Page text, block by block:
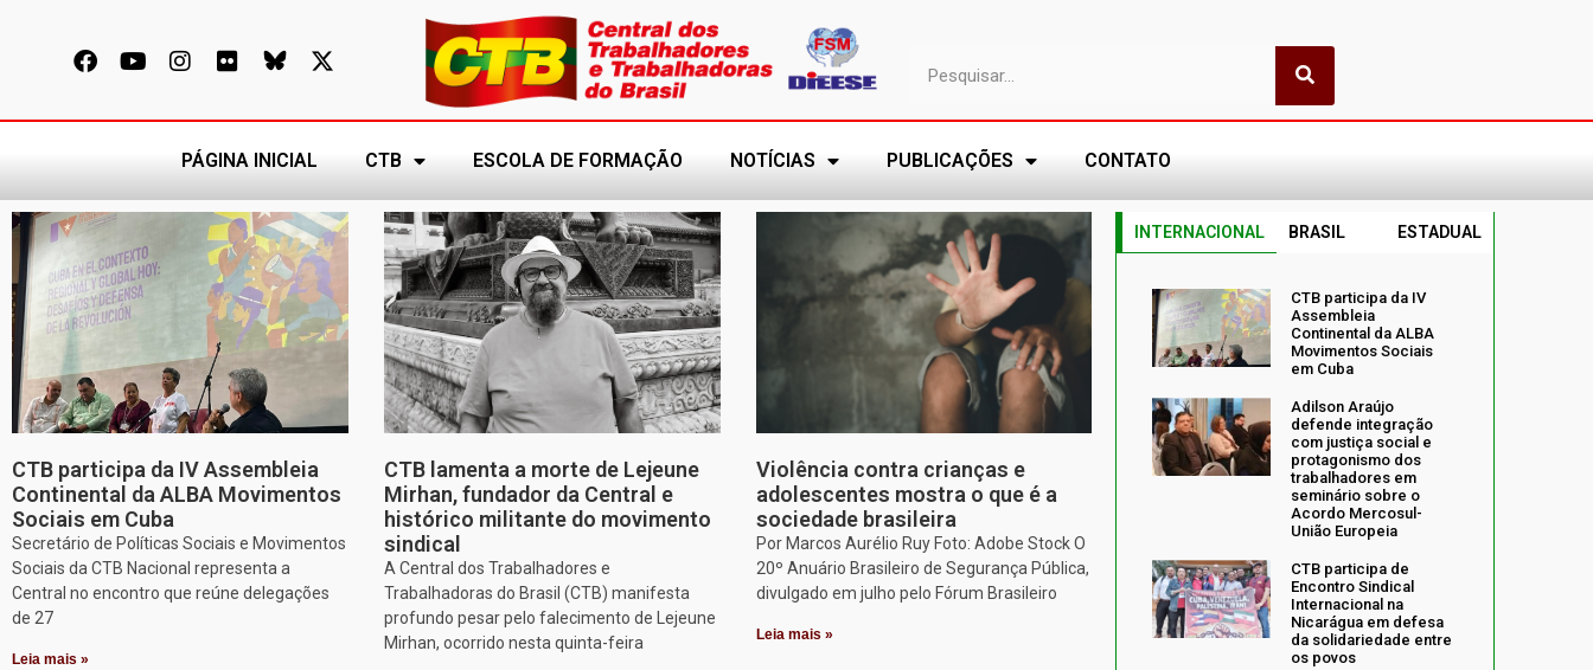
PÁGINA INICIAL CTB ESCOLA DE FORMAÇÃO NOTÍCIAS PUBLICAÇÕES CONTATO
CTB participa da IV Assembleia
Continental da ALBA Movimentos
Sociais em Cuba
Secretário de Políticas Sociais e Movimentos
Sociais da CTB Nacional representa a
Central no encontro que reúne delegações
de 27
Leia mais »
CTB lamenta a morte de Lejeune
Mirhan, fundador da Central e
histórico militante do movimento
sindical
A Central dos Trabalhadores e
Trabalhadoras do Brasil (CTB) manifesta
profundo pesar pelo falecimento de Lejeune
Mirhan, ocorrido nesta quinta-feira
Violência contra crianças e
adolescentes mostra o que é a
sociedade brasileira
Por Marcos Aurélio Ruy Foto: Adobe Stock O
20º Anuário Brasileiro de Segurança Pública,
divulgado em julho pelo Fórum Brasileiro
Leia mais »
INTERNACIONAL BRASIL ESTADUAL
CTB participa da IV
Assembleia
Continental da ALBA
Movimentos Sociais
em Cuba
Adilson Araújo
defende integração
com justiça social e
protagonismo dos
trabalhadores em
seminário sobre o
Acordo Mercosul-
União Europeia
CTB participa de
Encontro Sindical
Internacional na
Nicarágua em defesa
da solidariedade entre
os povos